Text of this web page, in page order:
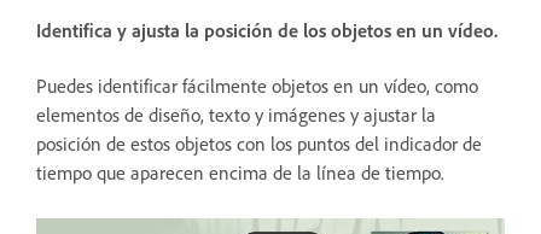
Identifica y ajusta la posición de los objetos en un vídeo.
Puedes identificar fácilmente objetos en un vídeo, como
elementos de diseño, texto y imágenes y ajustar la
posición de estos objetos con los puntos del indicador de
tiempo que aparecen encima de la línea de tiempo.